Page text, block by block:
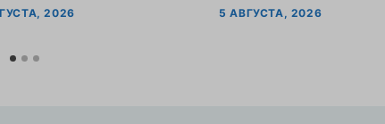
2026 5 АВГУСТА, 2026